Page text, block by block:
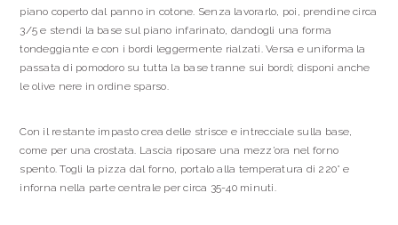
piano coperto dal panno in cotone. Senza lavorarlo, poi, prendine circa
3/5 e stendi la base sul piano infarinato, dandogli una forma
tondeggiante e con i bordi leggermente rialzati. Versa e uniforma la
passata di pomodoro su tutta la base tranne sui bordi; disponi anche
le olive nere in ordine sparso.
Con il restante impasto crea delle strisce e intrecciale sulla base,
come per una crostata. Lascia riposare una mezz’ora nel forno
spento. Togli la pizza dal forno, portalo alla temperatura di 220° e
inforna nella parte centrale per circa 35-40 minuti.